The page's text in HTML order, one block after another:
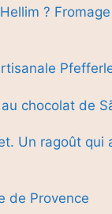
?
chocolat de
Un ragoût qui
de Provence